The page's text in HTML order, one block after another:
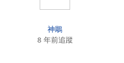
神鵰
8 年前追蹤